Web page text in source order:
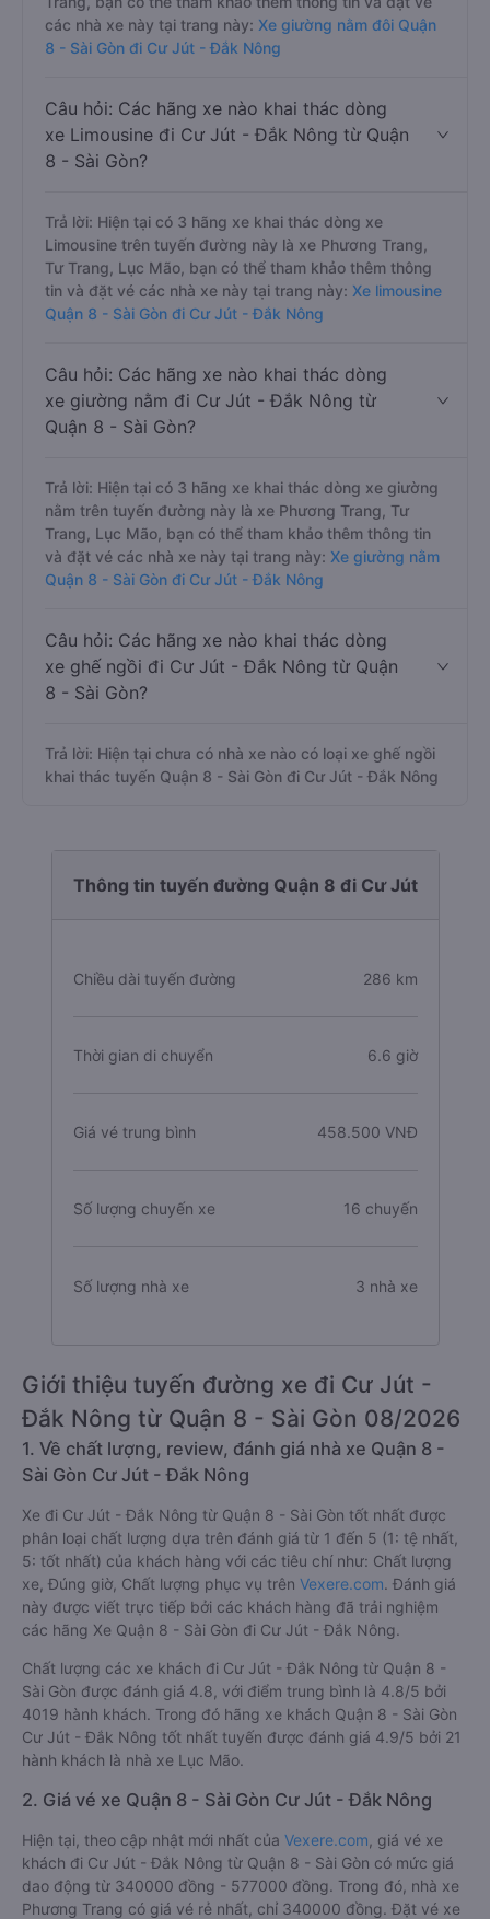
các nhà xe này tại trang này: Xe giường nằm đôi Quận
8 - Sài Gòn đi Cư Jút - Đắk Nông
Câu hỏi: Các hãng xe nào khai thác dòng
xe Limousine đi Cư Jút - Đắk Nông từ Quận
8 - Sài Gòn?
Trả lời: Hiện tại có 3 hãng xe khai thác dòng xe
Limousine trên tuyến đường này là xe Phương Trang,
Tư Trang, Lục Mão, bạn có thể tham khảo thêm thông
tin và đặt vé các nhà xe này tại trang này: Xe limousine
Quận 8 - Sài Gòn đi Cư Jút - Đắk Nông
Câu hỏi: Các hãng xe nào khai thác dòng
xe giường nằm đi Cư Jút - Đắk Nông từ
Quận 8 - Sài Gòn?
Trả lời: Hiện tại có 3 hãng xe khai thác dòng xe giường
nằm trên tuyến đường này là xe Phương Trang, Tư
Trang, Lục Mão, bạn có thể tham khảo thêm thông tin
và đặt vé các nhà xe này tại trang này: Xe giường nằm
Quận 8 - Sài Gòn đi Cư Jút - Đắk Nông
Câu hỏi: Các hãng xe nào khai thác dòng
xe ghế ngồi đi Cư Jút - Đắk Nông từ Quận
8 - Sài Gòn?
Trả lời: Hiện tại chưa có nhà xe nào có loại xe ghế ngồi
khai thác tuyến Quận 8 - Sài Gòn đi Cư Jút - Đắk Nông
Thông tin tuyến đường Quận 8 đi Cư Jút
Chiều dài tuyến đường 286 km
Thời gian di chuyển 6.6 giờ
Giá vé trung bình 458.500 VNĐ
Số lượng chuyến xe 16 chuyến
Số lượng nhà xe 3 nhà xe
Giới thiệu tuyến đường xe đi Cư Jút -
Đắk Nông từ Quận 8 - Sài Gòn 08/2026
1. Về chất lượng, review, đánh giá nhà xe Quận 8 -
Sài Gòn Cư Jút - Đắk Nông
Xe đi Cư Jút - Đắk Nông từ Quận 8 - Sài Gòn tốt nhất được
phân loại chất lượng dựa trên đánh giá từ 1 đến 5 (1: tệ nhất,
5: tốt nhất) của khách hàng với các tiêu chí như: Chất lượng
xe, Đúng giờ, Chất lượng phục vụ trên Vexere.com. Đánh giá
này được viết trực tiếp bởi các khách hàng đã trải nghiệm
các hãng Xe Quận 8 - Sài Gòn đi Cư Jút - Đắk Nông.
Chất lượng các xe khách đi Cư Jút - Đắk Nông từ Quận 8 -
Sài Gòn được đánh giá 4.8, với điểm trung bình là 4.8/5 bởi
4019 hành khách. Trong đó hãng xe khách Quận 8 - Sài Gòn
Cư Jút - Đắk Nông tốt nhất tuyến được đánh giá 4.9/5 bởi 21
hành khách là nhà xe Lục Mão.
2. Giá vé xe Quận 8 - Sài Gòn Cư Jút - Đắk Nông
Hiện tại, theo cập nhật mới nhất của Vexere.com , giá vé xe
khách đi Cư Jút - Đắk Nông từ Quận 8 - Sài Gòn có mức giá
dao động từ 340000 đồng - 577000 đồng. Trong đó, nhà xe
Phương Trang có giá vé rẻ nhất, chỉ 340000 đồng. Đặt vé xe